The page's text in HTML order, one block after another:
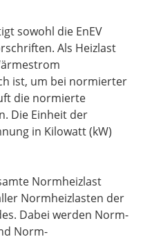
sowohl die EnEV
Als Heizlast
ist, um bei normierter
die normierte
Die Einheit der
in Kilowatt (kW)
Normheizlast
Normheizlasten der
Dabei werden Norm-
Norm-